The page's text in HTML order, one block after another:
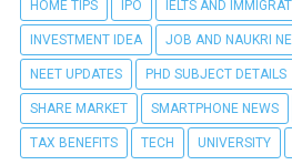
HOME TIPS IPO IELTS AND
INVESTMENT IDEA JOB AND NAUKRI
NEET UPDATES PHD SUBJECT DETAILS
SHARE MARKET SMARTPHONE NEWS
TAX BENEFITS TECH UNIVERSITY